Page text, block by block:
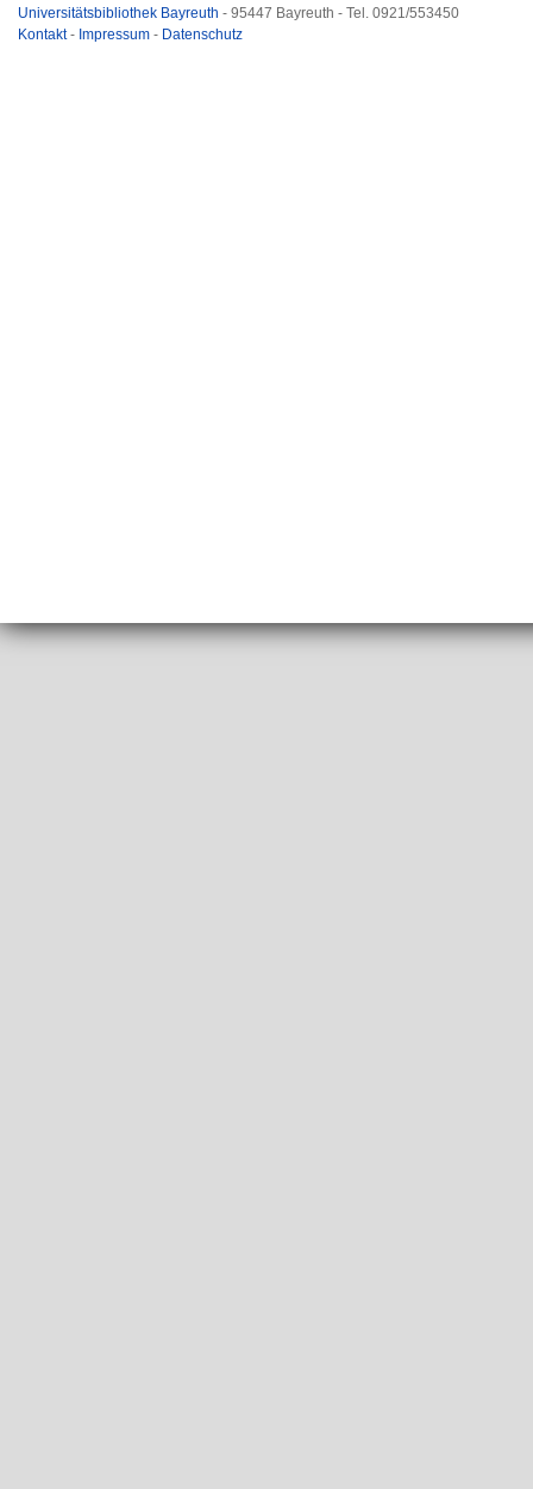
Universitätsbibliothek Bayreuth - 95447 Bayreuth - Tel. 0921/553450
Kontakt- Impressum - Datenschutz